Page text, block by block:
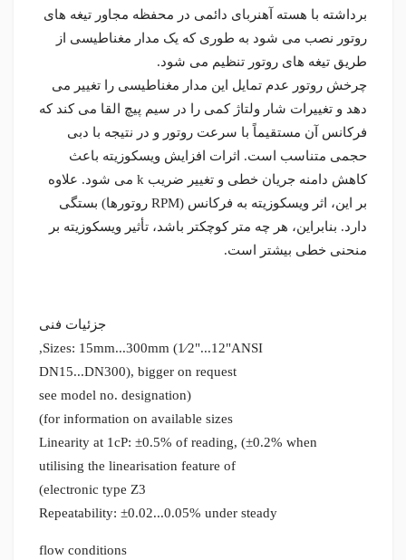
برداشته با هسته آهنربای دائمی در محفظه مجاور تیغه های
روتور نصب می شود به طوری که یک مدار مغناطیسی از
طریق تیغه های روتور تنظیم می شود.
چرخش روتور عدم تمایل این مدار مغناطیسی را تغییر می
دهد و تغییرات شار ولتاژ کمی را در سیم پیچ القا می کند که
فرکانس آن مستقیماً با سرعت روتور و در نتیجه با دبی
حجمی متناسب است. اثرات افزایش ویسکوزیته باعث
کاهش دامنه جریان خطی و تغییر ضریب k می شود. علاوه
بر این، اثر ویسکوزیته به فرکانس (RPM روتورها) بستگی
دارد. بنابراین، هر چه متر کوچکتر باشد، تأثیر ویسکوزیته بر
منحنی خطی بیشتر است.
جزئیات فنی
Sizes: 15mm...300mm (1⁄2"...12"ANSI,
DN15...DN300), bigger on request
(see model no. designation
for information on available sizes)
Linearity at 1cP: ±0.5% of reading, (±0.2% when
utilising the linearisation feature of
electronic type Z3)
Repeatability: ±0.02...0.05% under steady
flow conditions